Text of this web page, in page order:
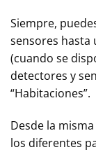
Siempre,
sensores hasta
(cuando se
detectores y
“Habitaciones”.
Desde la
los diferentes